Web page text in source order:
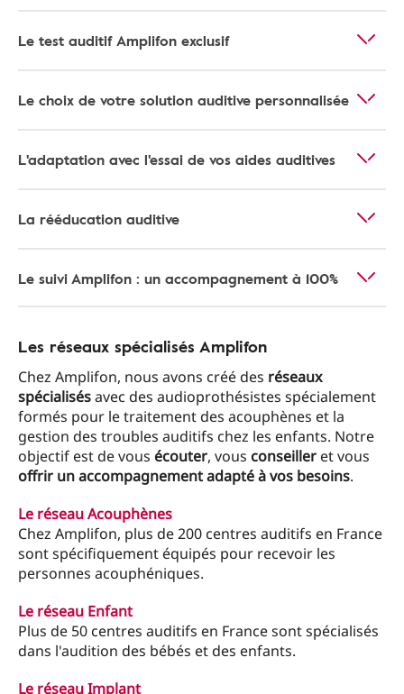
Le test auditif Amplifon exclusif
Le choix de votre solution auditive personnalisée
L'adaptation avec l'essai de vos aides auditives
La rééducation auditive
Le suivi Amplifon : un accompagnement à 100%
Les réseaux spécialisés Amplifon
Chez Amplifon, nous avons créé des réseaux
spécialisésavec des audioprothésistes spécialement
formés pour le traitement des acouphènes et la
gestion des troubles auditifs chez les enfants. Notre
objectif est de vous écouter, vous conseiller et vous
offrir un accompagnement adapté à vos besoins.
Le réseau Acouphènes
Chez Amplifon, plus de 200 centres auditifs en France
sont spécifiquement équipés pour recevoir les
personnes acouphéniques.
Le réseau Enfant
Plus de 50 centres auditifs en France sont spécialisés
dans l'audition des bébés et des enfants.
Le réseau Implant